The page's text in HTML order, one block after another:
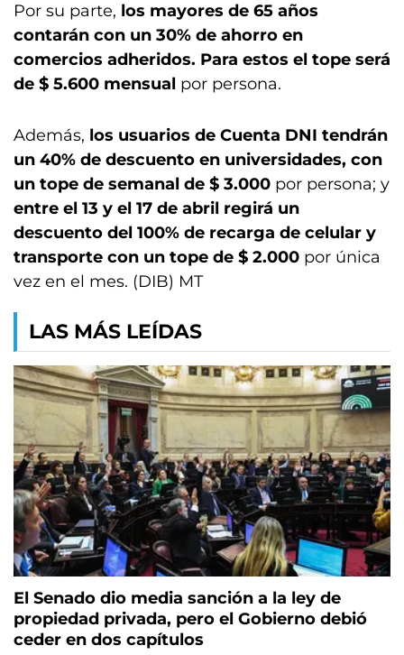
Por su parte, los mayores de 65 años
contarán con un 30% de ahorro en
comercios adheridos. Para estos el tope será
de $ 5.600 mensual por persona.
Además, los usuarios de Cuenta DNI tendrán
un 40% de descuento en universidades, con
un tope de semanal de $ 3.000 por persona; y
entre el 13 y el 17 de abril regirá un
descuento del 100% de recarga de celular y
transporte con un tope de $ 2.000 por única
vez en el mes. (DIB) MT
LAS MÁS LEÍDAS
El Senado dio media sanción a la ley de
propiedad privada, pero el Gobierno debió
ceder en dos capítulos